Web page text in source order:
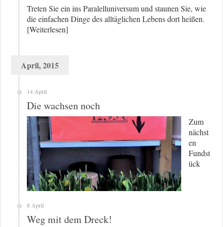
Treten Sie ein ins Paralelluniversum und staunen Sie, wie
die einfachen Dinge des alltäglichen Lebens dort heißen.
[Weiterlesen]
April, 2015
14 April
Die wachsen noch
Zum
nächst
en
Fundst
ück
8 April
Weg mit dem Dreck!